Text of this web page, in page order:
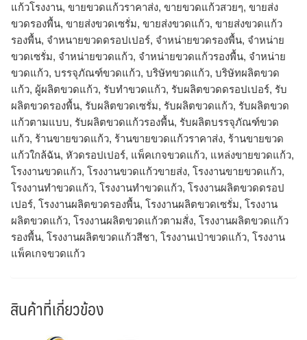
แก้วโรงงาน, ขายขวดแก้วราคาส่ง, ขายขวดแก้วสวยๆ, ขายส่ง
ขวดรองพื้น, ขายส่งขวดเซรั่ม, ขายส่งขวดแก้ว, ขายส่งขวดแก้ว
รองพื้น, จำหนายขวดดรอปเปอร์, จำหน่ายขวดรองพื้น, จำหน่าย
ขวดเซรั่ม, จำหน่ายขวดแก้ว, จำหน่ายขวดแก้วรองพื้น, จําหน่าย
ขวดแก้ว, บรรจุภัณฑ์ขวดแก้ว, บริษัทขวดแก้ว, บริษัทผลิตขวด
แก้ว, ผู้ผลิตขวดแก้ว, รับทำขวดแก้ว, รับผลิตขวดดรอปเปอร์, รับ
ผลิตขวดรองพื้น, รับผลิตขวดเซรั่ม, รับผลิตขวดแก้ว, รับผลิตขวด
แก้วตามแบบ, รับผลิตขวดแก้วรองพื้น, รับผลิตบรรจุภัณฑ์ขวด
แก้ว, ร้านขายขวดแก้ว, ร้านขายขวดแก้วราคาส่ง, ร้านขายขวด
แก้วใกล้ฉัน, หัวดรอปเปอร์, แพ็คเกจขวดแก้ว, แหล่งขายขวดแก้ว,
โรงงานขวดแก้ว, โรงงานขวดแก้วขายส่ง, โรงงานขายขวดแก้ว,
โรงงานทำขวดแก้ว, โรงงานทําขวดแก้ว, โรงงานผลิตขวดดรอป
เปอร์, โรงงานผลิตขวดรองพื้น, โรงงานผลิตขวดเซรั่ม, โรงงาน
ผลิตขวดแก้ว, โรงงานผลิตขวดแก้วตามสั่ง, โรงงานผลิตขวดแก้ว
รองพื้น, โรงงานผลิตขวดแก้วสีชา, โรงงานเป่าขวดแก้ว, โรงงาน
แพ็คเกจขวดแก้ว
สินค้าที่เกี่ยวข้อง